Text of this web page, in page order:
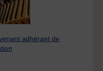
adhérant de